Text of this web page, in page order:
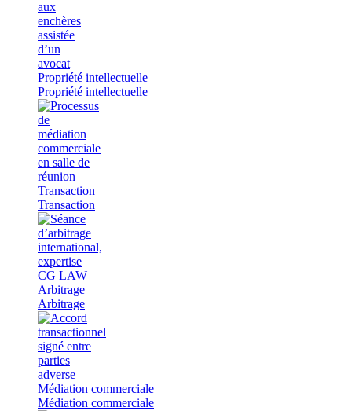
Propriété intellectuelle
Propriété intellectuelle
Transaction
Transaction
Arbitrage
Arbitrage
Médiation commerciale
Médiation commerciale